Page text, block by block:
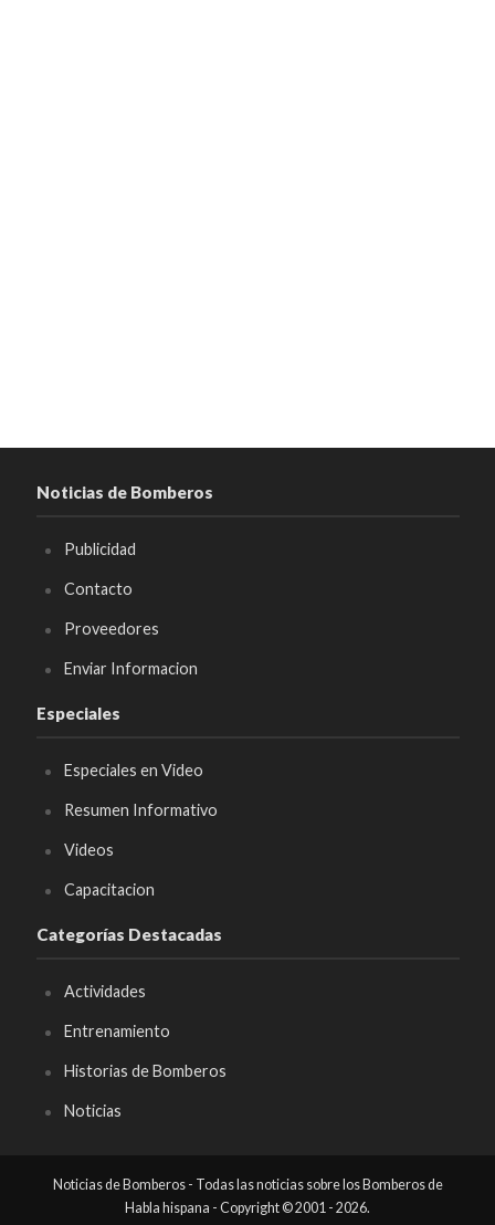
Noticias de Bomberos
Publicidad
Contacto
Proveedores
Enviar Informacion
Especiales
Especiales en Video
Resumen Informativo
Videos
Capacitacion
Categorías Destacadas
Actividades
Entrenamiento
Historias de Bomberos
Noticias
Noticias de Bomberos - Todas las noticias sobre los Bomberos de
Habla hispana - Copyright © 2001 - 2026.